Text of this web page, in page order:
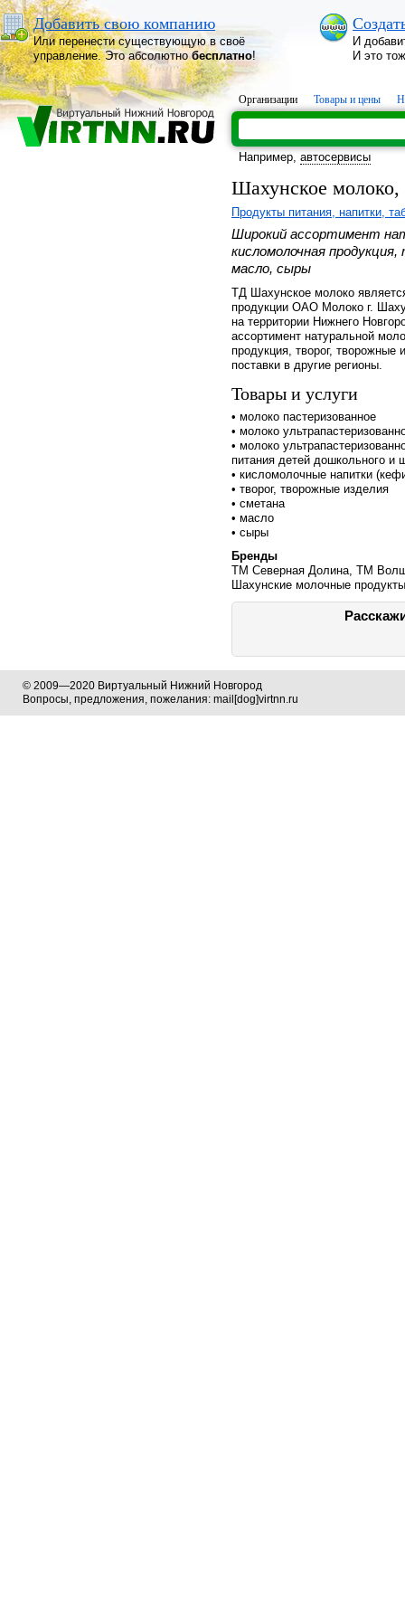
Добавить свою компанию
Или перенести существующую в своё
управление. Это абсолютнобесплатно!
И
И это
Организации Товары и цены
Например, автосервисы
Шахунское
Продукты питания, напитки,
Широкий ассортимент
кисломолочная
масло, сыры
ТД Шахунское молоко
продукции ОАО Молоко г.
на территории Нижнего
ассортимент натуральной
продукция, творог,
поставки в другие регионы.
Товары и услуги
• молоко пастеризованное
• молоко
• молоко
питания детей дошкольного и
• кисломолочные напитки
• творог, творожные изделия
• сметана
• масло
• сыры
Бренды
ТМ Северная Долина, ТМ
Шахунские молочные продукты
© 2009—2020 Виртуальный Нижний Новгород
Вопросы, предложения, пожелания: mail[dog]virtnn.ru